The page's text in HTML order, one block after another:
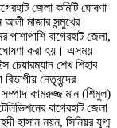
জেলা কমিটি ঘোষণা
আলী মাজার সন্মুখের
বাগেরহাট জেলা,
করা হয়। এসময়
চেয়ারম্যান শেখ শিহাব
নেতৃবৃন্দের
সম্পাদ কামরুজ্জামান (শিমুল)
বাগেরহাট জেলা
হাসান নয়ন, সিনিয়র যুগ্ম